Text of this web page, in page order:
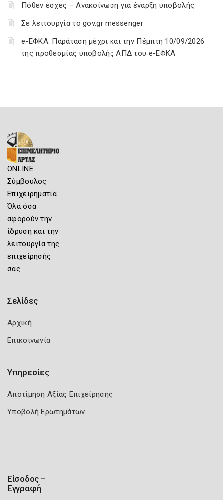
Πόθεν έσχες – Ανακοίνωση για έναρξη υποβολής
Σε λειτουργία το gov.gr messenger
e-ΕΦΚΑ: Παράταση μέχρι και την Πέμπτη 10/09/2026
της προθεσμίας υποβολής ΑΠΔ του e-ΕΦΚΑ
ONLINE
Σύμβουλος
Επιχειρηματία
Όλα όσα
αφορούν την
ίδρυση και την
λειτουργία της
επιχείρησής
σας.
Σελίδες
Αρχική
Επικοινωνία
Υπηρεσίες
Αποτίμηση Αξίας Επιχείρησης
Υποβολή Ερωτημάτων
Είσοδος –
Εγγραφή